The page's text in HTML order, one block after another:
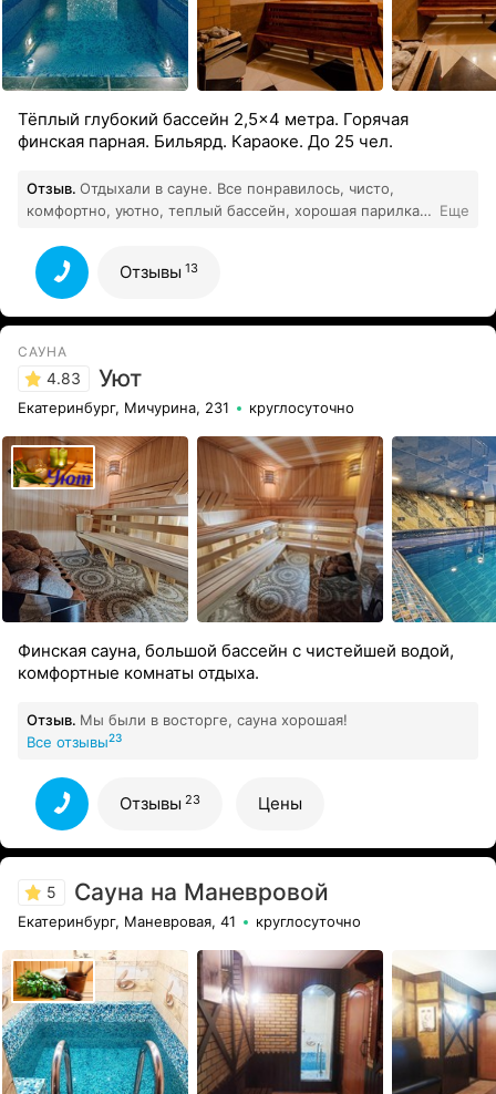
Тёплый глубокий бассейн 2,5×4 метра. Горячая
финская парная. Бильярд. Караоке. До 25 чел.
Отзыв. Отдыхали в сауне. Все понравилось, чисто,
комфортно, уютно, теплый бассейн, хорошая парилка.
обслуживание. Придём еще
Еще
Отзывы 13
САУНА
4.83 Уют
Екатеринбург, Мичурина, 231 круглосуточно
Финская сауна, большой бассейн с чистейшей водой,
комфортные комнаты отдыха.
Отзыв. Мы были в восторге, сауна хорошая!
Все отзывы23
Отзывы 23 Цены
5 Сауна на Маневровой
Екатеринбург, Маневровая, 41 круглосуточно